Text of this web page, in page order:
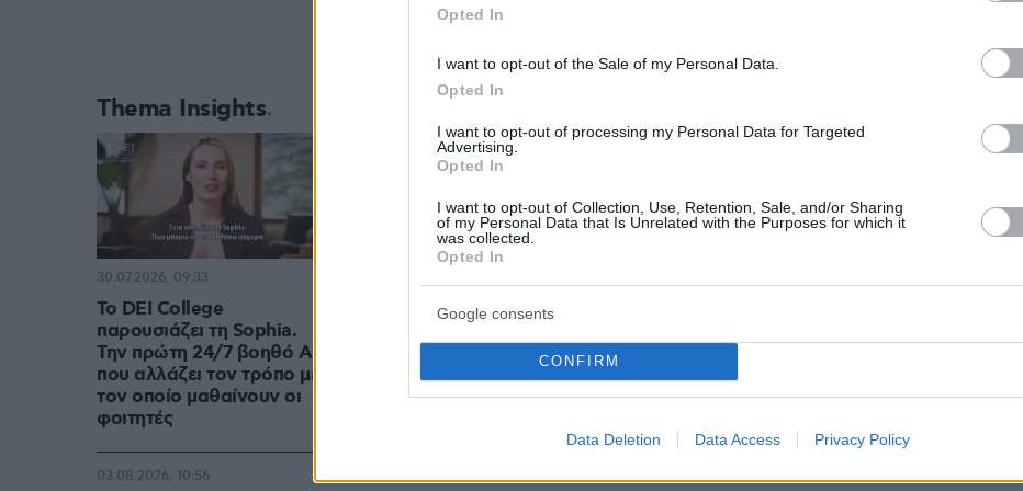
Opted In
I want to opt-out of the Sale of my Personal Data.
Opted In
I want to opt-out of processing my Personal Data for Targeted
Advertising.
Opted In
I want to opt-out of Collection, Use, Retention, Sale, and/or Sharing
of my Personal Data that Is Unrelated with the Purposes for which it
was collected.
Opted In
Google consents
CONFIRM
Data Deletion Data Access Privacy Policy
Thema Insights
Το DEI College
παρουσιάζει τη Sophia.
Την πρώτη 24/7 βοηθό AI
που αλλάζει τον τρόπο με
τον οποίο μαθαίνουν οι
φοιτητές
30.07.2026, 09:33
03.08.2026, 10:56